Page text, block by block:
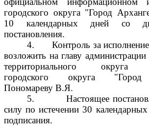
городского округа "Город
10 календарных дней со
постановления.
4.
Контроль за
возложить на главу
территориального округа
городского округа "Город
Пономареву В.Я.
5.
Настоящее
силу по истечении 30
подписания.